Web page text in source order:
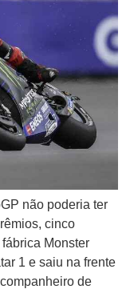
não poderia ter
cinco
Monster
1 e saiu na frente
de